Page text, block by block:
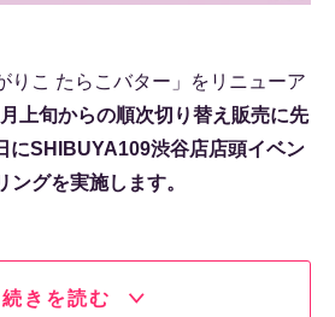
りこ たらこバター」をリニューア
上旬からの順次切り替え販売に先
にSHIBUYA109渋谷店店頭イベン
ングを実施します。
続きを読む